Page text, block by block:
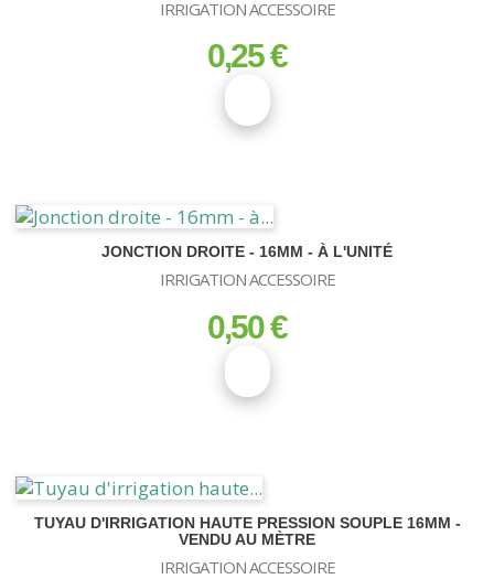
IRRIGATION ACCESSOIRE
prix
0,25 €
JONCTION DROITE - 16MM - À L'UNITÉ
IRRIGATION ACCESSOIRE
prix
0,50 €
TUYAU D'IRRIGATION HAUTE PRESSION SOUPLE 16MM -
VENDU AU MÈTRE
IRRIGATION ACCESSOIRE